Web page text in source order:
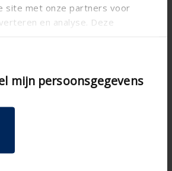
site met onze partners voor
en analyse. Deze
die u aan ze heeft verstrekt of
op basis van uw gebruik
mijn persoonsgegevens